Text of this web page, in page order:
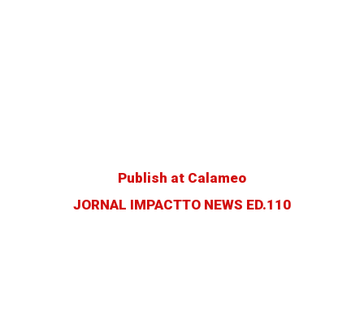
Publish at Calameo
JORNAL IMPACTTO NEWS ED.110